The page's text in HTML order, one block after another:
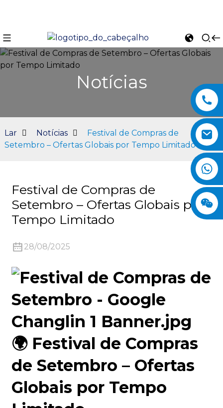
Notícias
Lar Notícias
Festival de Compras de
Setembro – Ofertas Globais por Tempo Limitado
Festival de Compras de
Setembro – Ofertas Globais por
Tempo Limitado
28/08/2025
🌍 Festival de Compras
de Setembro – Ofertas
Globais por Tempo